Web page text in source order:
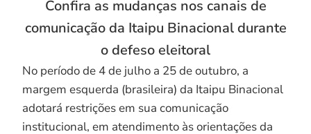
Confira as mudanças nos canais de
comunicação da Itaipu Binacional durante
o defeso eleitoral
No período de 4 de julho a 25 de outubro, a
margem esquerda (brasileira) da Itaipu Binacional
adotará restrições em sua comunicação
institucional, em atendimento às orientações da